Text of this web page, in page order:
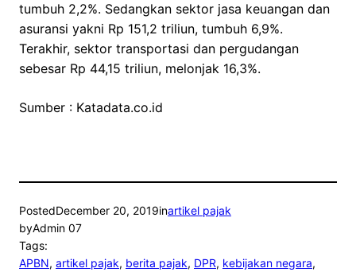
tumbuh 2,2%. Sedangkan sektor jasa keuangan dan
asuransi yakni Rp 151,2 triliun, tumbuh 6,9%.
Terakhir, sektor transportasi dan pergudangan
sebesar Rp 44,15 triliun, melonjak 16,3%.
Sumber : Katadata.co.id
PostedDecember 20, 2019inartikel pajak
byAdmin 07
Tags:
APBN, artikel pajak, berita pajak, DPR, kebijakan negara